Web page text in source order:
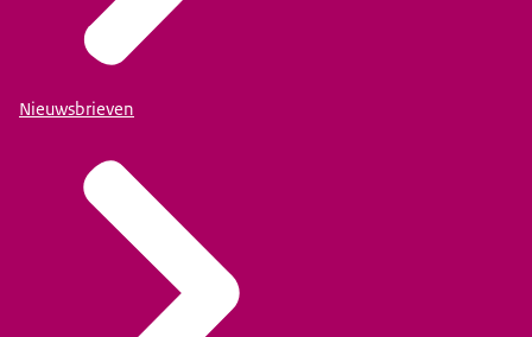
Nieuwsbrieven